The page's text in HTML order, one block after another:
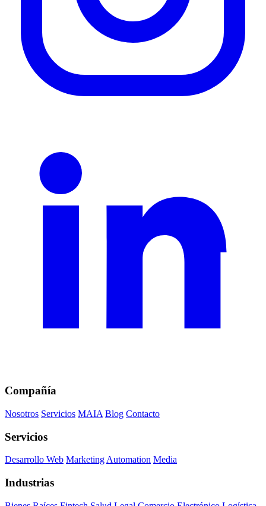
Compañía
Nosotros Servicios MAIA Blog Contacto
Servicios
Desarrollo Web MarketingAutomation Media
Industrias